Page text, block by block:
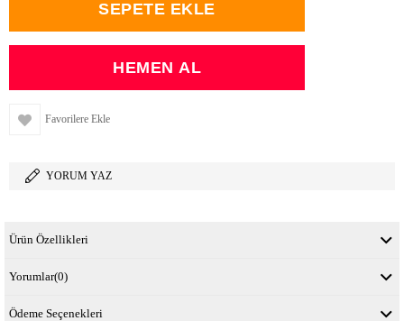
Favorilere Ekle
YORUM YAZ
Ürün Özellikleri
Yorumlar(0)
Ödeme Seçenekleri